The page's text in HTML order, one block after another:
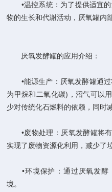
‌•温控系统‌：为了提供适宜的
物的生长和代谢活动，厌氧罐内
‌厌氧发酵罐的应用‌介绍：
‌•能源生产‌：厌氧发酵罐通过
为甲烷和二氧化碳)，沼气可以
少对传统化石燃料的依赖，同时
‌•废物处理‌：厌氧发酵罐将有
实现了废物资源化利用，减少了
‌•环境保护‌：通过厌氧发酵
境‌。